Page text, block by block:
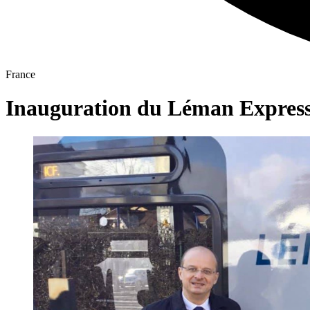
France
Inauguration du Léman